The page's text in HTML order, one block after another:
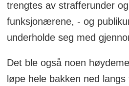
trengtes av strafferunder
funksjonærene, - og
underholde seg med
Det ble også noen
løpe hele bakken ned langs